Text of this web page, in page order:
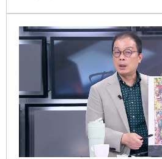
教授范世平大酸「下水道真是臥